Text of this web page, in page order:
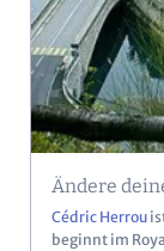
Ändere
Cédric Herrou
beginnt im